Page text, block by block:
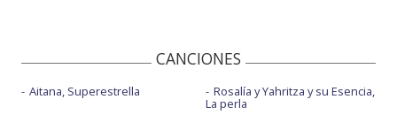
CANCIONES
Aitana, Superestrella Rosalía y Yahritza y su Esencia,
La perla